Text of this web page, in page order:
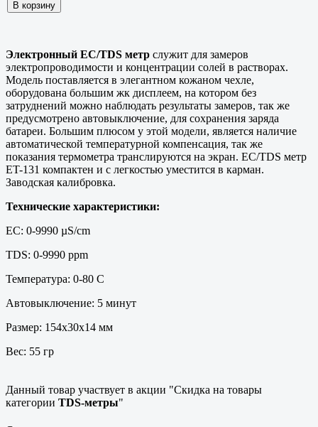
Электронный EC/TDS метр служит для замеров
электропроводимости и концентрации солей в растворах.
Модель поставляется в элегантном кожаном чехле,
оборудована большим жк дисплеем, на котором без
затруднений можно наблюдать результаты замеров, так же
предусмотрено автовыключение, для сохранения заряда
батареи. Большим плюсом у этой модели, является наличие
автоматической температурной компенсация, так же
показания термометра транслируются на экран. EC/TDS метр
ET-131 компактен и с легкостью уместится в карман.
Заводская калибровка.
Технические характеристики:
EC: 0-9990 µS/cm
TDS: 0-9990 ppm
Температура: 0-80 C
Автовыключение: 5 минут
Размер: 154х30х14 мм
Вес: 55 гр
Данный товар участвует в акции "Скидка на товары
категории TDS-метры"